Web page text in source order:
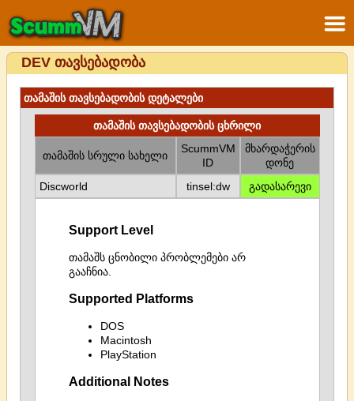
DEV თავსებადობა
თამაშის თავსებადობის დეტალები
თამაშის თავსებადობის ცხრილი
თამაშის სრული სახელი
ScummVM
ID
მხარდაჭერის
დონე
Discworld
tinsel:dw გადასარევი
Support Level
თამაშს ცნობილი პრობლემები არ
გააჩნია.
Supported Platforms
DOS
Macintosh
PlayStation
Additional Notes